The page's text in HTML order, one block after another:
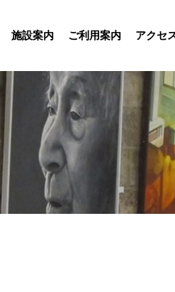
施設案内 ご利用案内 アクセ